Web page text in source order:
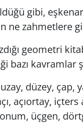
gibi,
ne zahmetlere
geometri
bazı kavramlar
düzey, çap,
açıortay, içters
üçgen,